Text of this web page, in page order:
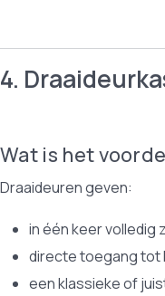
4.
Wat is het
Draaideuren geven:
in één keer volledig
directe toegang tot
een klassieke of